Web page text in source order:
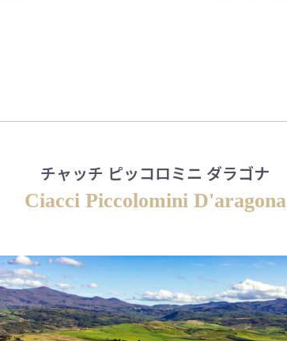
チャッチ ピッコロミニ ダラゴナ
Ciacci Piccolomini D'aragona